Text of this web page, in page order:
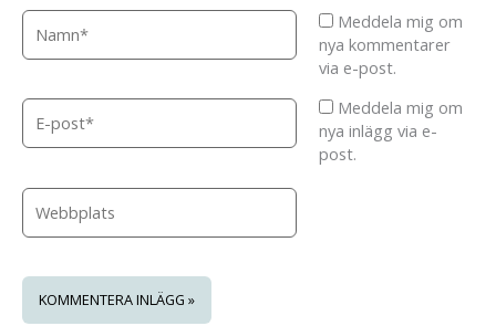
Namn*
E-
post*
Webbplats
Meddela mig om
nya kommentarer
via e-post.
Meddela mig om
nya inlägg via e-
post.